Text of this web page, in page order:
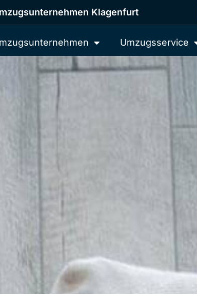
Klagenfurt
Umzugsservice